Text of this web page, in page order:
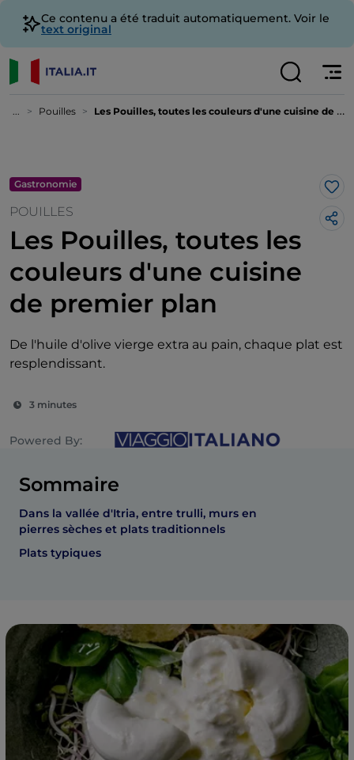
Ce contenu a été traduit automatiquement. Voir le
text original
... Pouilles Les Pouilles, toutes les couleurs d'une cuisine de premier plan
Gastronomie
POUILLES
Les Pouilles, toutes les
couleurs d'une cuisine
de premier plan
De l'huile d'olive vierge extra au pain, chaque plat est
resplendissant.
3 minutes
Powered By:
Sommaire
Dans la vallée d'Itria, entre trulli, murs en
pierres sèches et plats traditionnels
Plats typiques